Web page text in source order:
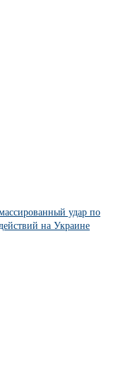
удар по
на Украине